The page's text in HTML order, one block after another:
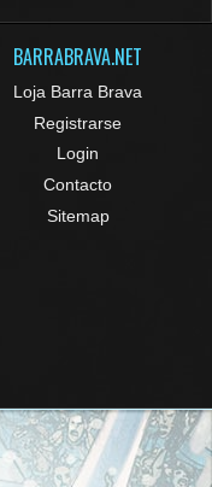
BARRABRAVA.NET
Loja Barra Brava
Registrarse
Login
Contacto
Sitemap